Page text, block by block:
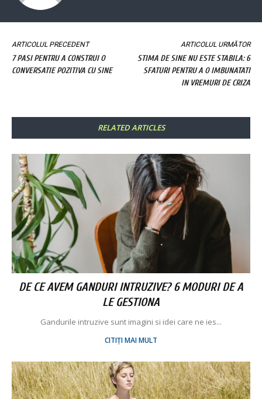
ARTICOLUL PRECEDENT
7 PASI PENTRU A CONSTRUI O
CONVERSATIE POZITIVA CU SINE
ARTICOLUL URMĂTOR
STIMA DE SINE NU ESTE STABILA: 6
SFATURI PENTRU A O IMBUNATATI
IN VREMURI DE CRIZA
RELATED ARTICLES
DE CE AVEM GANDURI INTRUZIVE? 6 MODURI DE A
LE GESTIONA
Gandurile intruzive sunt imagini si idei care ne ies...
CITIȚI MAI MULT